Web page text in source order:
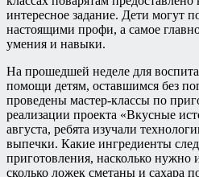
интересное задание. Дети могут
настоящими профи, а самое
умения и навыки.
На прошедшей неделе для
помощи детям, оставшимся без
проведены мастер-классы по
реализации проекта «Вкусные
августа, ребята изучали
выпечки. Какие ингредиенты
приготовления, насколько нужно
сколько ложек сметаны и сахара